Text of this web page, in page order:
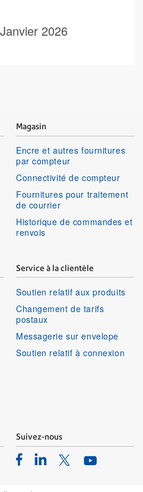
2026
Magasin
Encre et autres fournitures
par compteur
Connectivité de compteur
Fournitures pour traitement
de courrier
Historique de commandes et
renvois
Service à la clientèle
Soutien relatif aux produits
Changement de tarifs
postaux
Messagerie sur envelope
Soutien relatif à connexion
Suivez-nous
FacebookLinkedinTwitterYoutube